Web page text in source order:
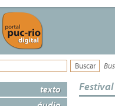
texto
Festival